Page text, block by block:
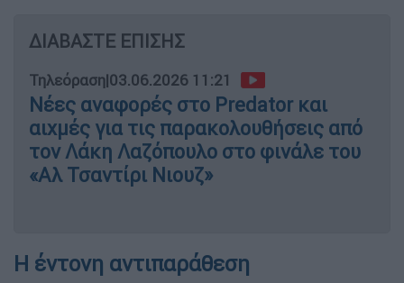
ΔΙΑΒΑΣΤΕ ΕΠΙΣΗΣ
Τηλεόραση|03.06.2026 11:21
Νέες αναφορές στο Predator και
αιχμές για τις παρακολουθήσεις από
τον Λάκη Λαζόπουλο στο φινάλε του
«Αλ Τσαντίρι Νιουζ»
Η έντονη αντιπαράθεση